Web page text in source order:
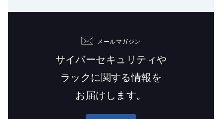
メールマガジン
サイバーセキュリティや
ラックに関する情報を
お届けします。